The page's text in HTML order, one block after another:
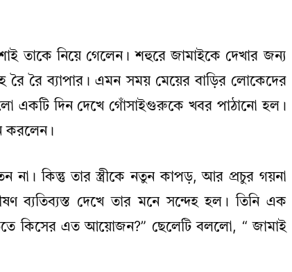
তাকে নিয়ে গেলেন। শহুরে জামাইকে দেখার জন্য
রৈ ব্যাপার। এমন সময় মেয়ের বাড়ির লোকেদের
একটি দিন দেখে গোঁসাইগুরুকে খবর পাঠানো হল।
করলেন।
না। কিন্তু তার স্ত্রীকে নতুন কাপড়, আর প্রচুর গয়না
ব্যতিব্যস্ত দেখে তার মনে সন্দেহ হল। তিনি এক
কিসের এত আয়োজন?” ছেলেটি বললো, “ জামাই